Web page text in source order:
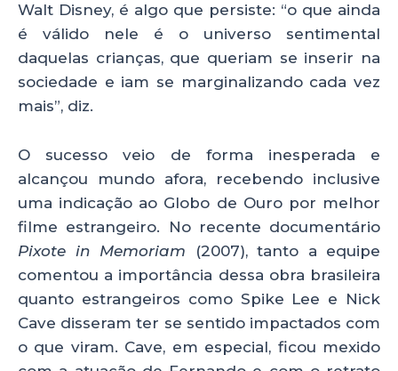
Walt Disney, é algo que persiste: “o que ainda
é válido nele é o universo sentimental
daquelas crianças, que queriam se inserir na
sociedade e iam se marginalizando cada vez
mais”, diz.
O sucesso veio de forma inesperada e
alcançou mundo afora, recebendo inclusive
uma indicação ao Globo de Ouro por melhor
filme estrangeiro. No recente documentário
Pixote in Memoriam (2007), tanto a equipe
comentou a importância dessa obra brasileira
quanto estrangeiros como Spike Lee e Nick
Cave disseram ter se sentido impactados com
o que viram. Cave, em especial, ficou mexido